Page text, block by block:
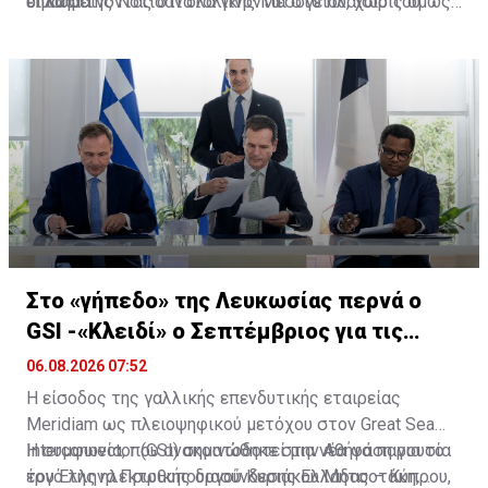
Στο «γήπεδο» της Λευκωσίας περνά ο
GSI -«Κλειδί» ο Σεπτέμβριος για τις
έρευνες
06.08.2026 07:52
Η είσοδος της γαλλικής επενδυτικής εταιρείας
Meridiam ως πλειοψηφικού μετόχου στον Great Sea
Interconnector (GSI) σηματοδοτεί μια νέα φάση για το
έργο της ηλεκτρικής διασύνδεσης Ελλάδας – Κύπρου,
Ησυμφωνία, που ανακοινώθηκε στην Αθήναπαρουσία
του Έλληνα Πρωθυπουργού Κυριάκου Μητσοτάκη,